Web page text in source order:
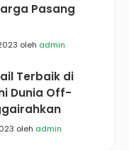
Pasang
oleh admin
Terbaik di
Dunia Off-
oleh admin